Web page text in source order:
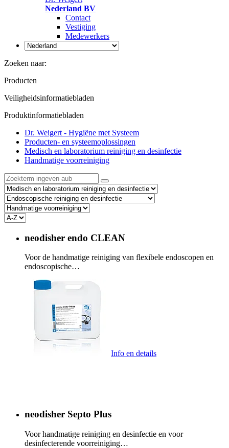
Nederland BV
Contact
Vestiging
Medewerkers
Zoeken naar:
Producten
Veiligheidsinformatiebladen
Produktinformatiebladen
Dr. Weigert - Hygiëne met Systeem
Producten- en systeemoplossingen
Medisch en laboratorium reiniging en desinfectie
Handmatige voorreiniging
neodisher endo CLEAN
Voor de handmatige reiniging van flexibele endoscopen en
endoscopische…
Info en details
neodisher Septo Plus
Voor handmatige reiniging en desinfectie en voor
desinfecterende voorreiniging…